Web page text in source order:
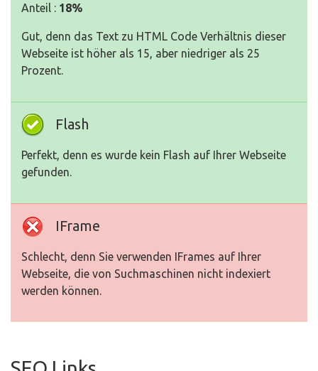
Anteil : 18%
Gut, denn das Text zu HTML Code Verhältnis dieser
Webseite ist höher als 15, aber niedriger als 25
Prozent.
Flash
Perfekt, denn es wurde kein Flash auf Ihrer Webseite
gefunden.
IFrame
Schlecht, denn Sie verwenden IFrames auf Ihrer
Webseite, die von Suchmaschinen nicht indexiert
werden können.